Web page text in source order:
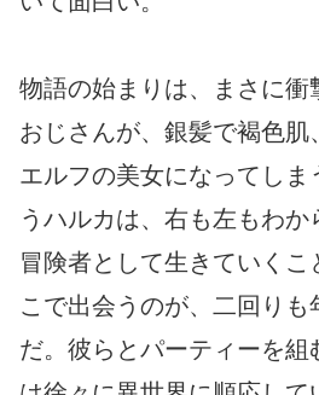
物語の始まりは、まさに衝
おじさんが、銀髪で褐色肌
エルフの美女になってしま
うハルカは、右も左もわか
冒険者として生きていくこ
こで出会うのが、二回りも
だ。彼らとパーティーを組